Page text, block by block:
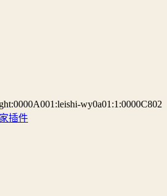
wy0a01:1:0000C802
插件